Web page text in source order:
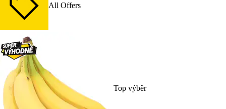
All Offers
Top výběr